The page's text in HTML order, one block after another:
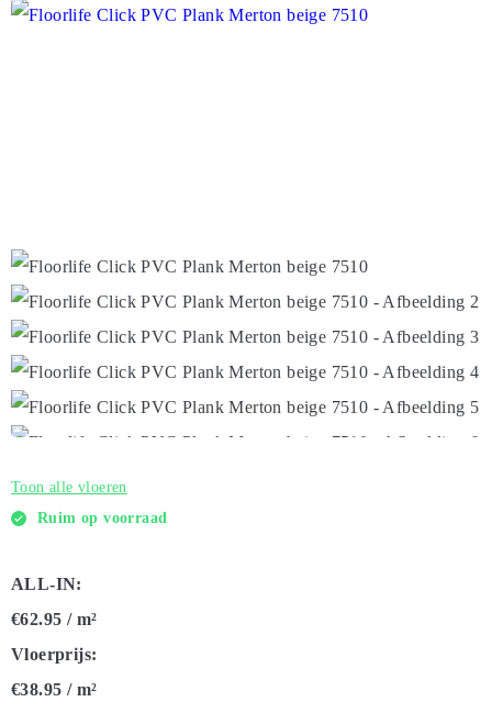
Toon alle vloeren
Ruim op voorraad
ALL-IN:
€62.95 / m²
Vloerprijs:
€38.95 / m²